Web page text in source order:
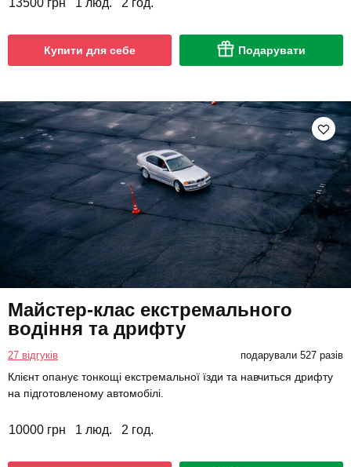
13500 грн 1 люд. 2 год.
Купити для себе Подарувати
Майстер-клас екстремального
водіння та дрифту
27 відгуків подарували 527 разів
Клієнт опанує тонкощі екстремальної їзди та навчиться дрифту
на підготовленому автомобілі.
10000 грн 1 люд. 2 год.